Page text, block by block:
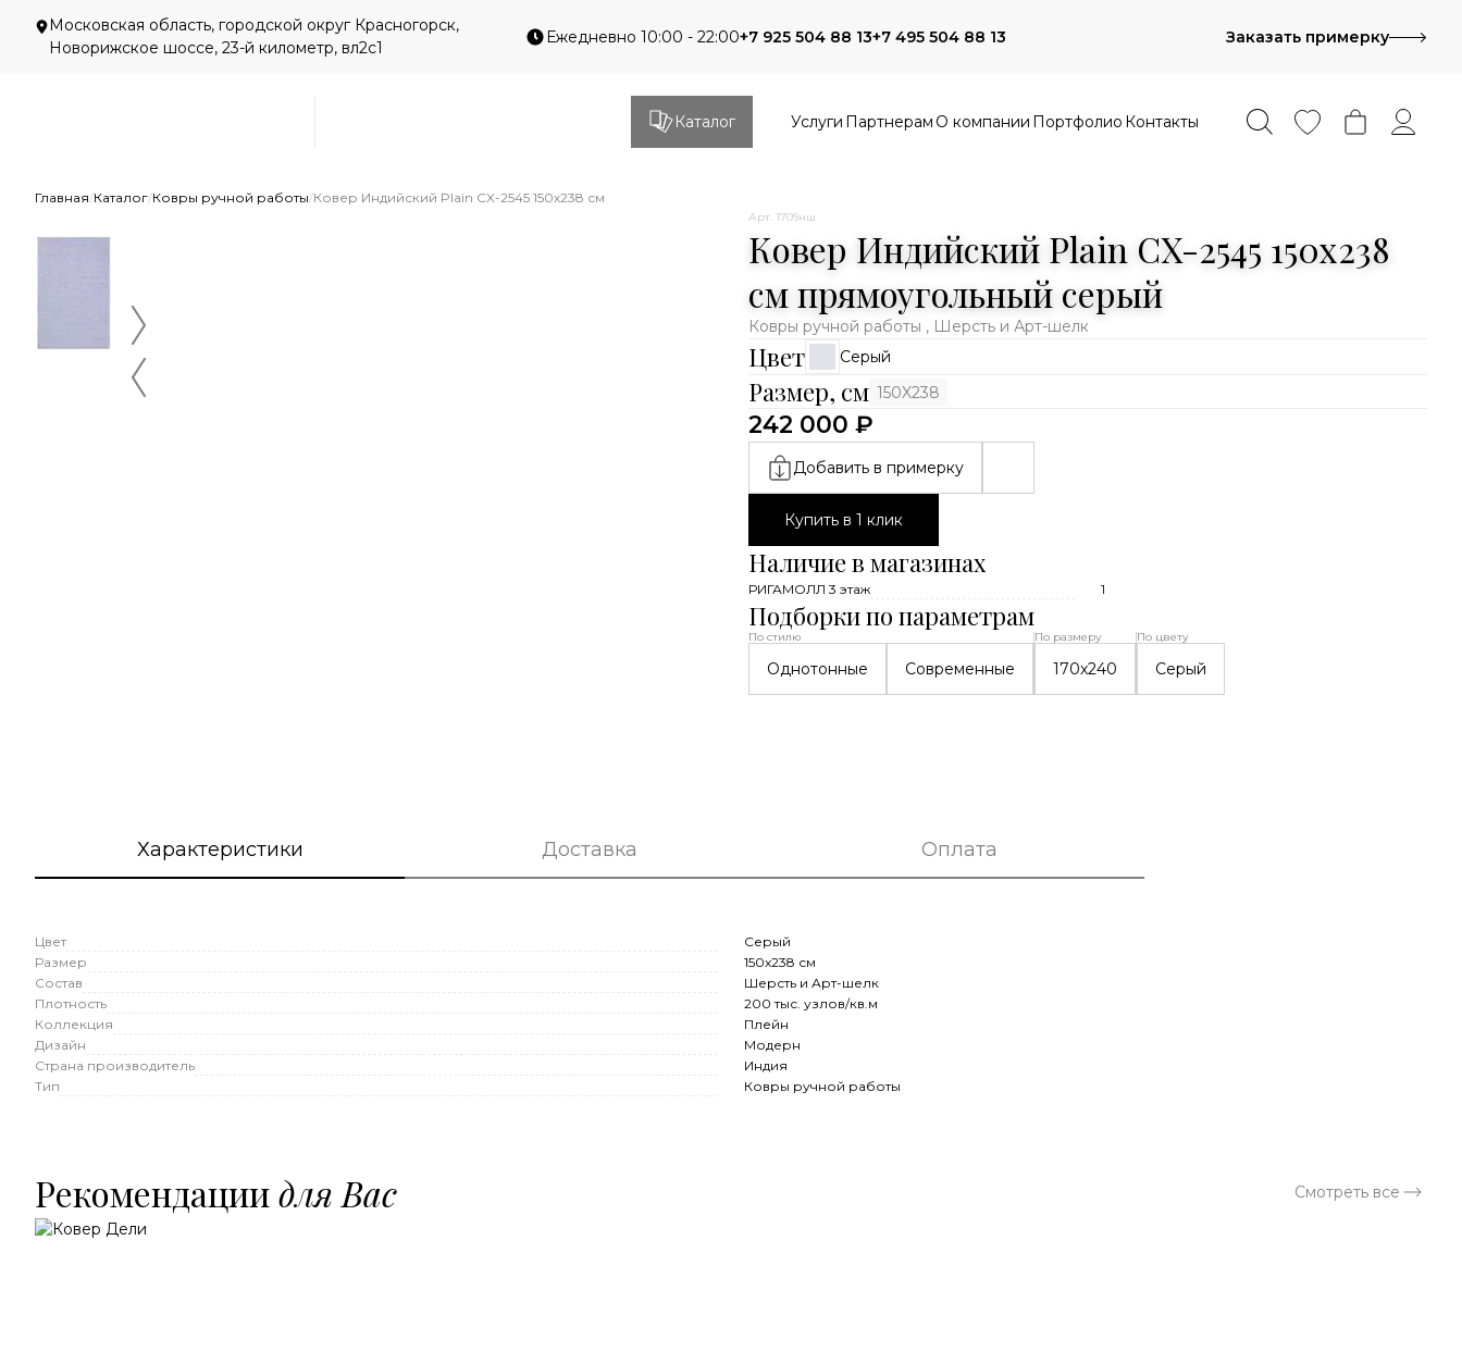
Московская область, городской округ Красногорск,
Новорижское шоссе, 23-й километр, вл2с1
Ежедневно 10:00 - 22:00+7 925 504 88 13+7 495 504 88 13 Заказать примерку
Каталог Услуги Партнерам О компании Портфолио Контакты
Главная/Каталог/Ковры ручной работы/Ковер Индийский Plain CX-2545 150x238 см
Арт. 1709нш
Ковер Индийский Plain CX-2545 150x238
см прямоугольный серый
Ковры ручной работы , Шерсть и Арт-шелк
Цвет Серый
Размер, см 150X238
242 000 ₽
Добавить в примерку
Купить в 1 клик
Наличие в магазинах
РИГАМОЛЛ 3 этаж 1
Подборки по параметрам
По стилю
Однотонные Современные
По размеру
170x240
По цвету
Серый
Характеристики Доставка Оплата
Цвет
Серый
Размер
150x238 см
Состав
Шерсть и Арт-шелк
Плотность
200 тыс. узлов/кв.м
Коллекция
Плейн
Дизайн
Модерн
Страна производитель
Индия
Тип
Ковры ручной работы
Рекомендациидля Вас Смотреть все